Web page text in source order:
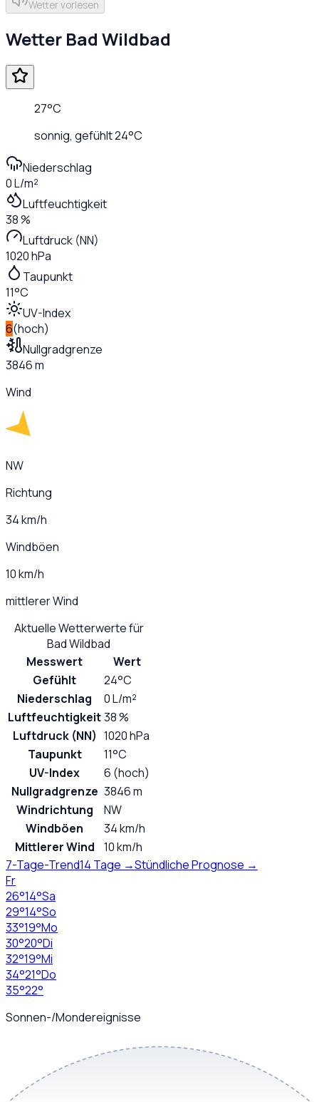
Wetter vorlesen
Wetter Bad Wildbad
27°C
sonnig, gefühlt24°C
Niederschlag
0 L/m²
Luftfeuchtigkeit
38 %
Luftdruck (NN)
1020 hPa
Taupunkt
11°C
UV-Index
6(hoch)
Nullgradgrenze
3846 m
Wind
NW
Richtung
34 km/h
Windböen
10 km/h
mittlerer Wind
Aktuelle Wetterwerte für
Bad Wildbad
Messwert
Wert
Gefühlt
24°C
Niederschlag
0 L/m²
Luftfeuchtigkeit38 %
Luftdruck (NN) 1020 hPa
Taupunkt
11°C
UV-Index
6 (hoch)
Nullgradgrenze 3846 m
Windrichtung
NW
Windböen
34 km/h
Mittlerer Wind
10 km/h
7-Tage-Trend14 Tage →Stündliche Prognose →
Fr
26°14°Sa
29°14°So
33°19°Mo
30°20°Di
32°19°Mi
34°21°Do
35°22°
Sonnen-/Mondereignisse